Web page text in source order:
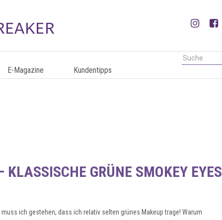
E-Magazine Kundentipps
GRÜNE SMOKEY EYES
ich gestehen, dass ich relativ selten grünes Makeup trage! Warum